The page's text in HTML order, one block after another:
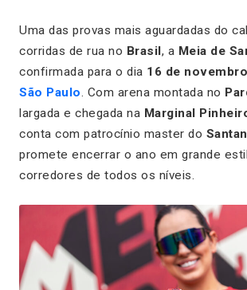
Uma das provas mais aguardadas do
corridas de rua no Brasil, a Meia de
confirmada para o dia 16 de
São Paulo. Com arena montada no
largada e chegada na Marginal
conta com patrocínio master do
promete encerrar o ano em grande
corredores de todos os níveis.